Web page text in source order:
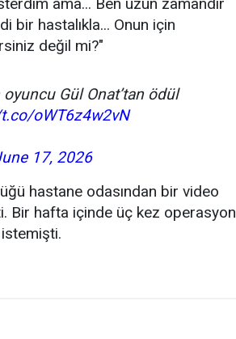
bir hastalıkla... Onun için
değil mi?"
Gül Onat’tan ödül
oWT6z4w2vN
17, 2026
hastane odasından bir video
Bir hafta içinde üç kez operasyon